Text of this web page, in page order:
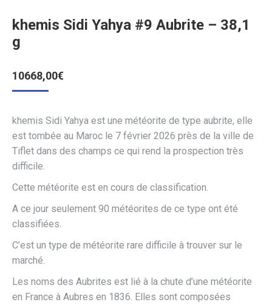
khemis Sidi Yahya #9 Aubrite – 38,1
g
10668,00€
khemis Sidi Yahya est une météorite de type aubrite, elle
est tombée au Maroc le 7 février 2026 près de la ville de
Tiflet dans des champs ce qui rend la prospection très
difficile.
Cette météorite est en cours de classification.
A ce jour seulement 90 météorites de ce type ont été
classifiées.
C’est un type de météorite rare difficile à trouver sur le
marché.
Les noms des Aubrites est lié à la chute d’une météorite
en France à Aubres en 1836. Elles sont composées